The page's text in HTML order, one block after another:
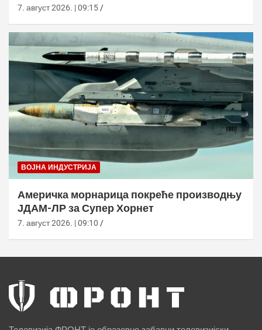
7. август 2026. | 09:15
ВОЈНА ИНДУСТРИЈА
Америчка морнарица покреће производњу
ЈДАМ-ЛР за Супер Хорнет
7. август 2026. | 09:10